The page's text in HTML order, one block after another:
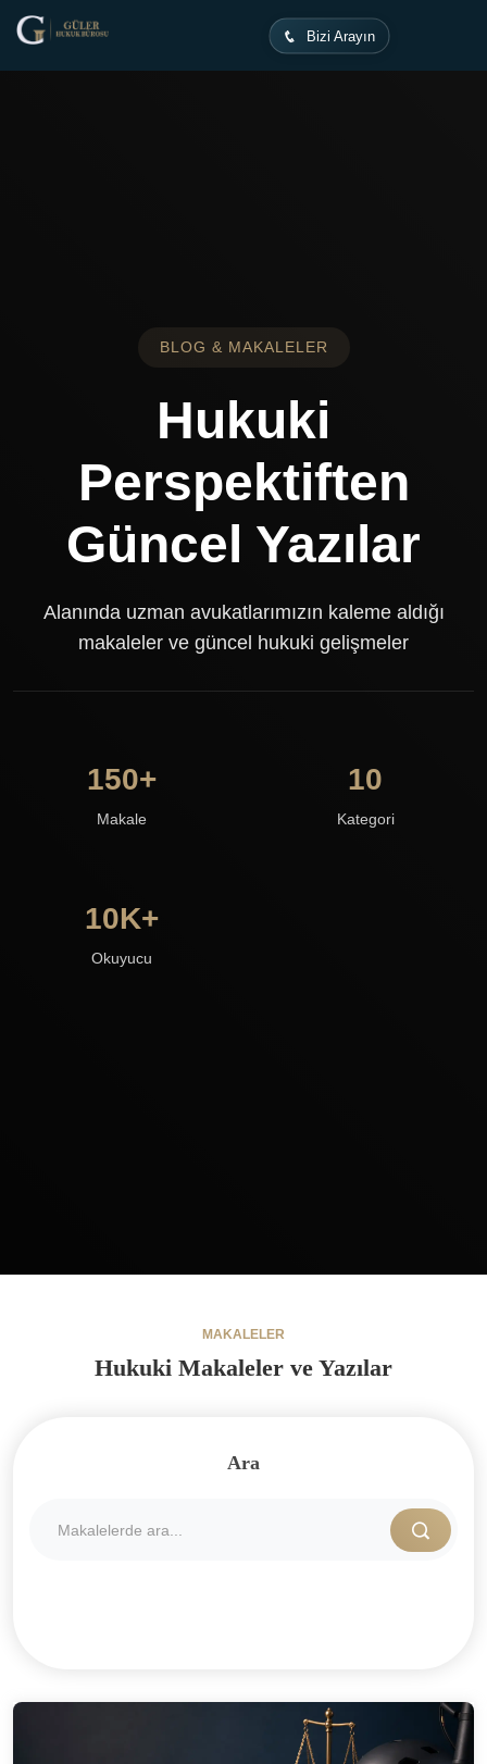
Bizi Arayın
Ana Sayfa
BLOG & MAKALELER
Hukuki
Perspektiften
Güncel Yazılar
Alanında uzman avukatlarımızın kaleme aldığı
makaleler ve güncel hukuki gelişmeler
150+
Makale
10
Kategori
10K+
Okuyucu
MAKALELER
Hukuki Makaleler ve Yazılar
Ara